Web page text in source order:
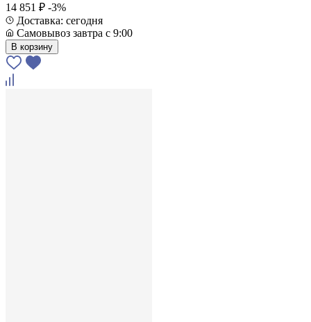
14 851 ₽ -3%
Доставка: сегодня
Самовывоз завтра с 9:00
В корзину